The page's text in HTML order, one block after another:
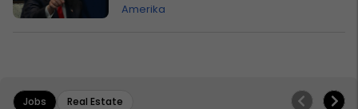
Amerika
Jobs Real Estate